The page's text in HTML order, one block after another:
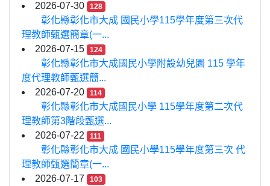
2026-07-30
128
彰化縣彰化市大成 國民小學115學年度第三次代
理教師甄選簡章(一...
2026-07-15
124
彰化縣彰化市大成國民小學附設幼兒園 115 學年
度代理教師甄選簡...
2026-07-20
114
彰化縣彰化市大成國民小學 115學年度第二次代
理教師第3階段甄選...
2026-07-22
111
彰化縣彰化市大成 國民小學115學年度第三次 代
理教師甄選簡章(一...
2026-07-17
103